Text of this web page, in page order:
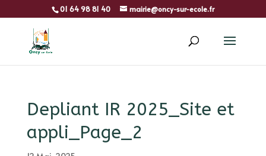
01 64 98 81 40 mairie@oncy-sur-ecole.fr
Depliant IR 2025_Site et
appli_Page_2